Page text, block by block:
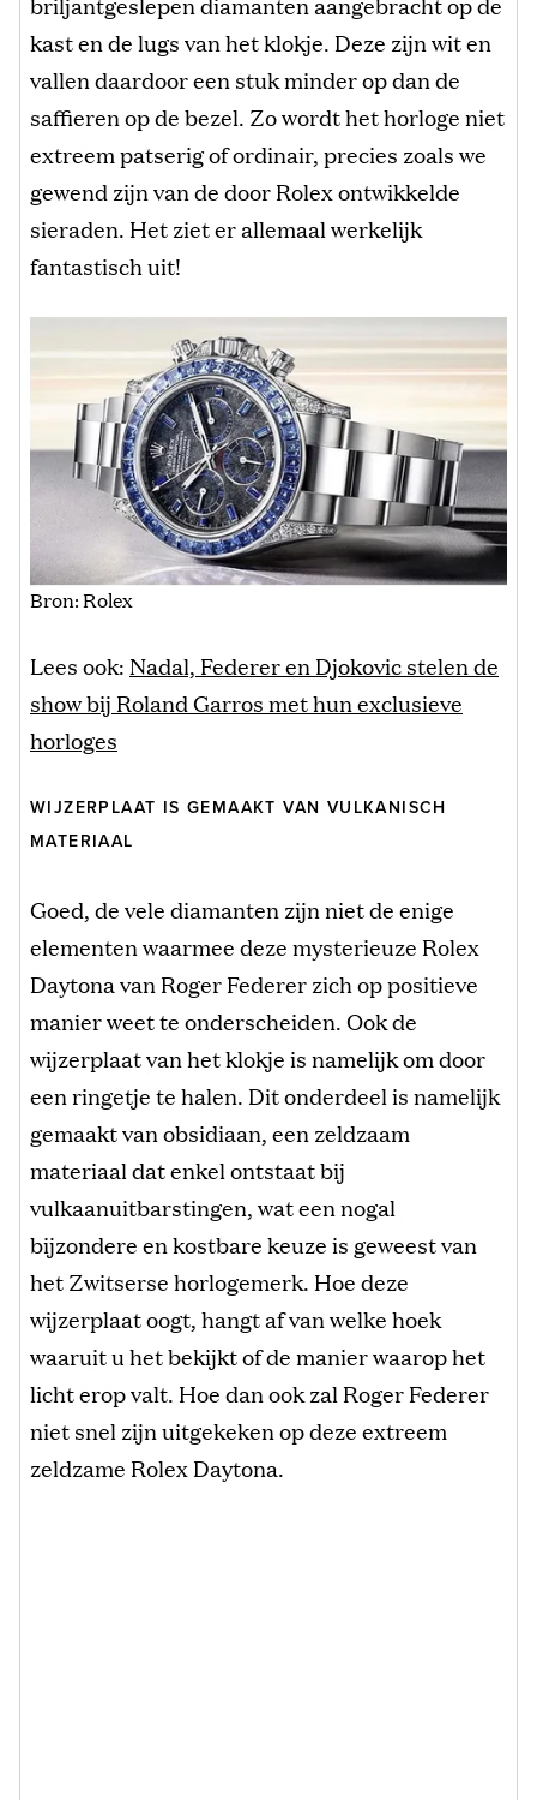
kast en de lugs van het klokje. Deze zijn wit en
vallen daardoor een stuk minder op dan de
saffieren op de bezel. Zo wordt het horloge niet
extreem patserig of ordinair, precies zoals we
gewend zijn van de door Rolex ontwikkelde
sieraden. Het ziet er allemaal werkelijk
fantastisch uit!
Bron: Rolex
Lees ook: Nadal, Federer en Djokovic stelen de
show bij Roland Garros met hun exclusieve
horloges
WIJZERPLAAT IS GEMAAKT VAN VULKANISCH
MATERIAAL
Goed, de vele diamanten zijn niet de enige
elementen waarmee deze mysterieuze Rolex
Daytona van Roger Federer zich op positieve
manier weet te onderscheiden. Ook de
wijzerplaat van het klokje is namelijk om door
een ringetje te halen. Dit onderdeel is namelijk
gemaakt van obsidiaan, een zeldzaam
materiaal dat enkel ontstaat bij
vulkaanuitbarstingen, wat een nogal
bijzondere en kostbare keuze is geweest van
het Zwitserse horlogemerk. Hoe deze
wijzerplaat oogt, hangt af van welke hoek
waaruit u het bekijkt of de manier waarop het
licht erop valt. Hoe dan ook zal Roger Federer
niet snel zijn uitgekeken op deze extreem
zeldzame Rolex Daytona.